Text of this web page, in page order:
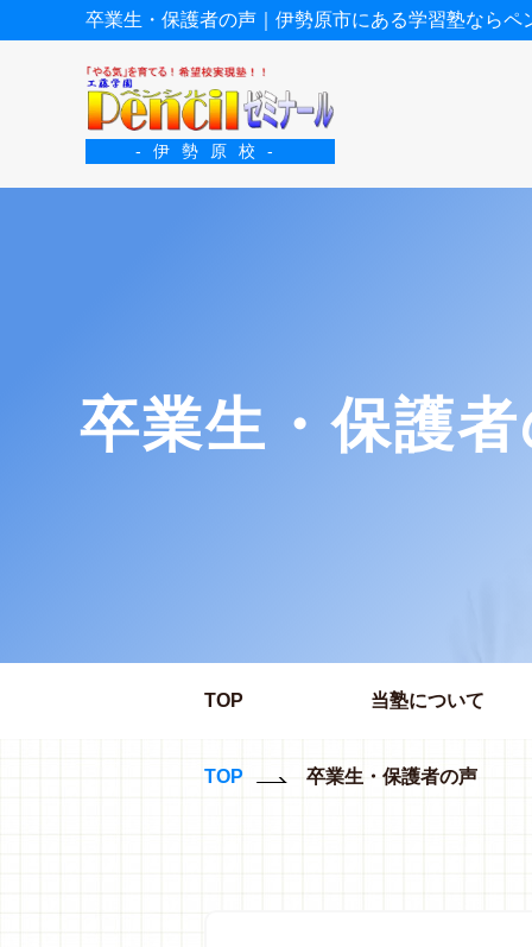
卒業生・保護者の声｜伊勢原市にある学習塾ならペ
-伊勢原校-
卒業生・保護
TOP 当塾について
TOP 卒業生・保護者の声